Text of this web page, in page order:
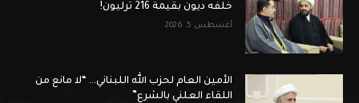
خلفه ديون بقيمة 216 ترليون!
أغسطس 5, 2026
الأمين العام لحزب الله اللبناني… “لا مانع من
اللقاء العلني بالشرع”